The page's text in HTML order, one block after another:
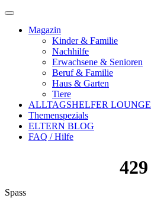
Magazin
Kinder & Familie
Nachhilfe
Erwachsene & Senioren
Beruf & Familie
Haus & Garten
Tiere
ALLTAGSHELFER LOUNGE
Themenspezials
ELTERN BLOG
FAQ / Hilfe
Spass